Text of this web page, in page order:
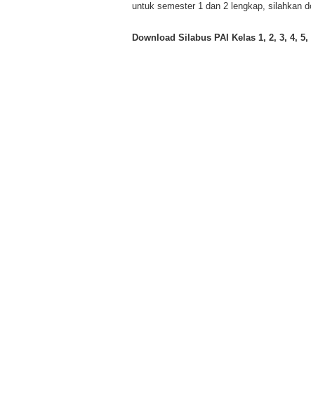
untuk semester 1 dan 2 lengkap, silahkan
Download Silabus PAI Kelas 1, 2, 3, 4,